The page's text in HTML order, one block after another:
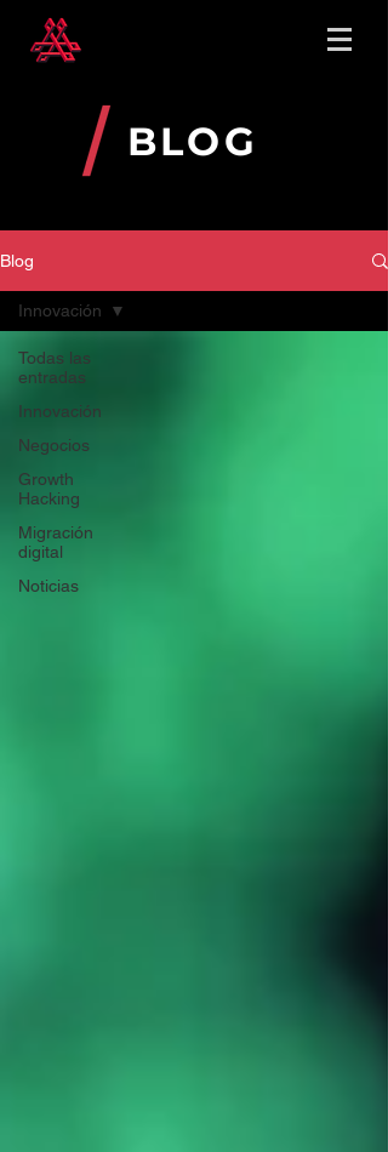
BLOG
Blog
Todas las
entradas
Innovación
Negocios
Growth
Hacking
Migración
digital
Noticias
Innovación